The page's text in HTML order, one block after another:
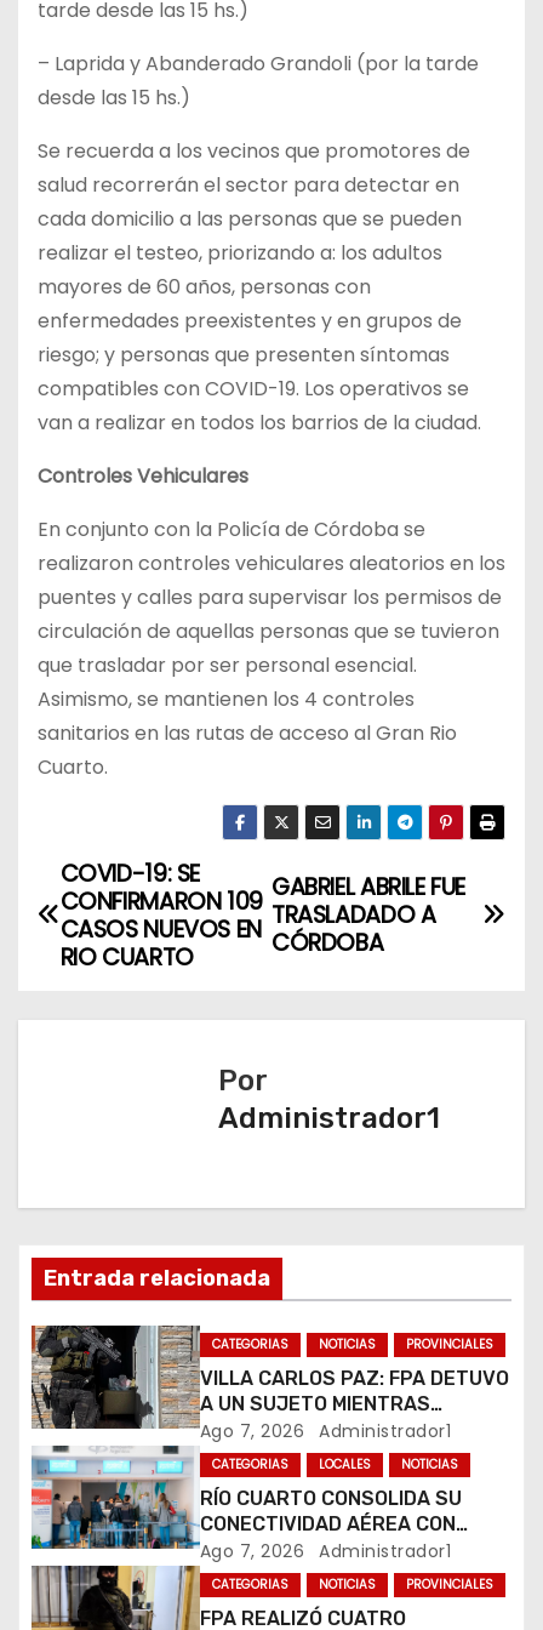
tarde desde las 15 hs.)
– Laprida y Abanderado Grandoli (por la tarde
desde las 15 hs.)
Se recuerda a los vecinos que promotores de
salud recorrerán el sector para detectar en
cada domicilio a las personas que se pueden
realizar el testeo, priorizando a: los adultos
mayores de 60 años, personas con
enfermedades preexistentes y en grupos de
riesgo; y personas que presenten síntomas
compatibles con COVID-19. Los operativos se
van a realizar en todos los barrios de la ciudad.
Controles Vehiculares
En conjunto con la Policía de Córdoba se
realizaron controles vehiculares aleatorios en los
puentes y calles para supervisar los permisos de
circulación de aquellas personas que se tuvieron
que trasladar por ser personal esencial.
Asimismo, se mantienen los 4 controles
sanitarios en las rutas de acceso al Gran Rio
Cuarto.
N
a
ó
n
d
e
e
n
t
GABRIEL ABRILE FUE
TRASLADADO A
CÓRDOBA
COVID-19: SE
CONFIRMARON 109
CASOS NUEVOS EN
RIO CUARTO
Por
Administrador1
Entrada relacionada
CATEGORIAS NOTICIAS PROVINCIALES
VILLA CARLOS PAZ: FPA DETUVO
A UN SUJETO MIENTRAS
COMERCIALIZABA COCAÍNA Y
MARIHUANA EN UNA PLAZA
Ago 7, 2026 Administrador1
CATEGORIAS LOCALES NOTICIAS
RÍO CUARTO CONSOLIDA SU
CONECTIVIDAD AÉREA CON
CUATRO VUELOS SEMANALES A
BUENOS AIRES
Ago 7, 2026 Administrador1
CATEGORIAS NOTICIAS PROVINCIALES
FPA REALIZÓ CUATRO